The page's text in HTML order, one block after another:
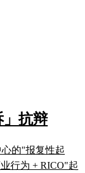
」抗辩
的"报复性起
行为 + RICO"起